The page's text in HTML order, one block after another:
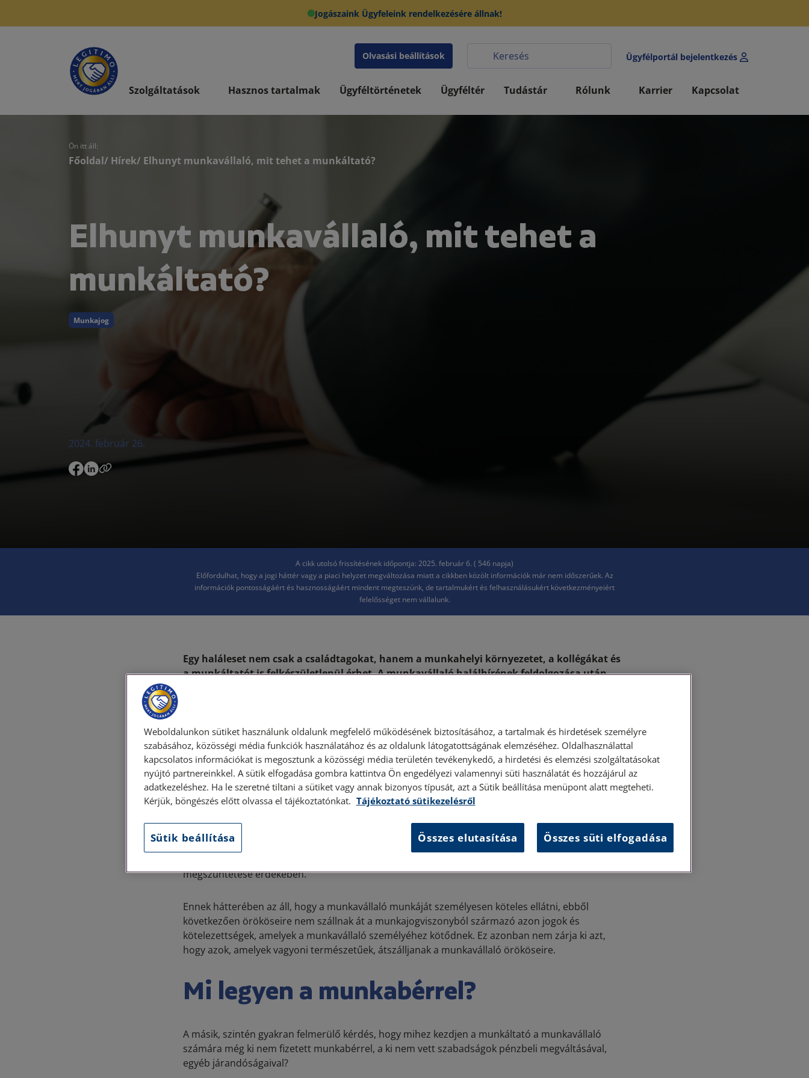
Jogászaink Ügyfeleink rendelkezésére állnak!
Olvasási beállítások Ügyfélportál bejelentkezés
Szolgáltatások Hasznos tartalmak Ügyféltörténetek Ügyféltér Tudástár Rólunk Karrier Kapcsolat
Ön itt áll:
Főoldal/ Hírek/ Elhunyt munkavállaló, mit tehet a munkáltató?
Elhunyt munkavállaló, mit tehet a
munkáltató?
Munkajog
2024. február 26.
A cikk utolsó frissítésének időpontja: 2025. február 6. ( 546 napja)
Előfordulhat, hogy a jogi háttér vagy a piaci helyzet megváltozása miatt a cikkben közölt információk már nem időszerűek. Az
információk pontosságáért és hasznosságáért mindent megteszünk, de tartalmukért és felhasználásukért következményeiért
felelősséget nem vállalunk.
Egy haláleset nem csak a családtagokat, hanem a munkahelyi környezetet, a kollégákat és
a munkáltatót is felkészületlenül érhet. A munkavállaló halálhírének feldolgozása után
A halál és a munkaviszony
megszűnése
külön jognyilatkozatot tennie a munkaviszony megszüntetése érdekében. A Munka
Törvénykönyve rendelkezési értelmében a munkaviszony megszűnik a munkavállaló halálával. A
megszüntetése érdekében.
Ennek hátterében az áll, hogy a munkavállaló munkáját személyesen köteles ellátni, ebből
következően örököseire nem szállnak át a munkajogviszonyból származó azon jogok és
kötelezettségek, amelyek a munkavállaló személyéhez kötődnek. Ez azonban nem zárja ki azt,
hogy azok, amelyek vagyoni természetűek, átszálljanak a munkavállaló örököseire.
Mi legyen a munkabérrel?
A másik, szintén gyakran felmerülő kérdés, hogy mihez kezdjen a munkáltató a munkavállaló
számára még ki nem fizetett munkabérrel, a ki nem vett szabadságok pénzbeli megváltásával,
egyéb járandóságaival?
Weboldalunkon sütiket használunk oldalunk megfelelő működésének biztosításához, a tartalmak és hirdetések személyre
szabásához, közösségi média funkciók használatához és az oldalunk látogatottságának elemzéséhez. Oldalhasználattal
kapcsolatos információkat is megosztunk a közösségi média területén tevékenykedő, a hirdetési és elemzési szolgáltatásokat
nyújtó partnereinkkel. A sütik elfogadása gombra kattintva Ön engedélyezi valamennyi süti használatát és hozzájárul az
adatkezeléshez. Ha le szeretné tiltani a sütiket vagy annak bizonyos típusát, azt a Sütik beállítása menüpont alatt megteheti.
Kérjük, böngészés előtt olvassa el tájékoztatónkat. Tájékoztató sütikezelésről
Sütik beállítása Összes elutasítása Összes süti elfogadása